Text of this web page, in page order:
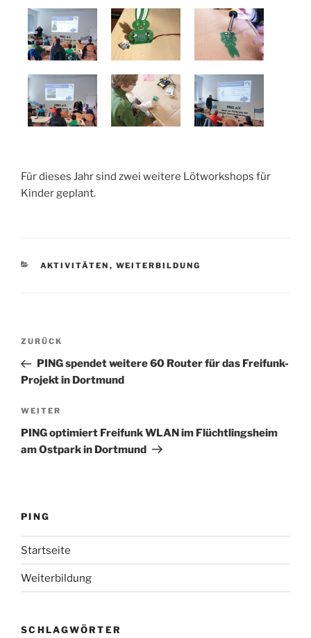
Für dieses Jahr sind zwei weitere Lötworkshops für
Kinder geplant.
KATEGORIEN
AKTIVITÄTEN , WEITERBILDUNG
Beitragsnavigation
Vorheriger
Beitrag
ZURÜCK
PING spendet weitere 60 Router für das Freifunk-
Projekt in Dortmund
Nächster
Beitrag
WEITER
PING optimiert Freifunk WLAN im Flüchtlingsheim
am Ostpark in Dortmund
PING
Startseite
Weiterbildung
SCHLAGWÖRTER